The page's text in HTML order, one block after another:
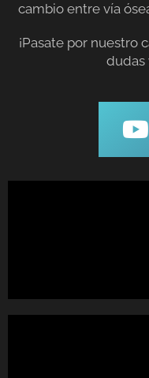
cambio entre vía
¡Pasate por nuestro
dudas